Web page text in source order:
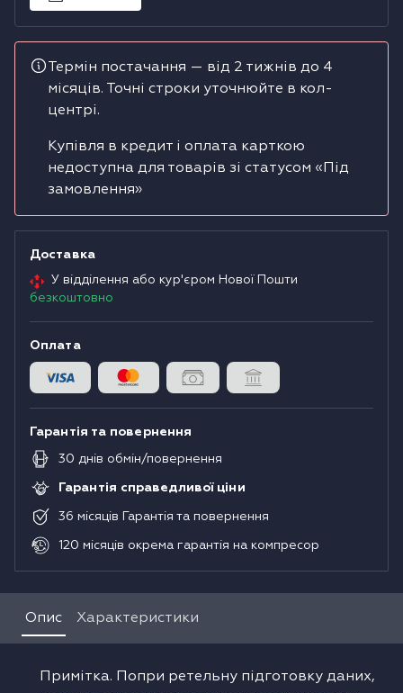
Сушильні машини
Термін постачання — від 2 тижнів до 4
місяців. Точні строки уточнюйте в кол-
центрі.
Купівля в кредит і оплата карткою
недоступна для товарів зі статусом «Під
замовлення»
Доставка
У відділення або кур'єром Нової Пошти
безкоштовно
Оплата
Гарантія та повернення
30 днів обмін/повернення
Гарантія справедливої ціни
36 місяців Гарантія та повернення
120 місяців окрема гарантія на компресор
Опис Характеристики
Примітка. Попри ретельну підготовку даних,